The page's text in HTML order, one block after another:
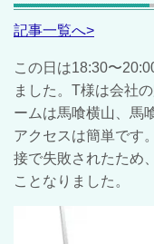
記事一覧へ>
この日は18:30〜
ました。Т様は会社
ームは馬喰横山、馬
アクセスは簡単です
接で失敗されたため
ことなりました。